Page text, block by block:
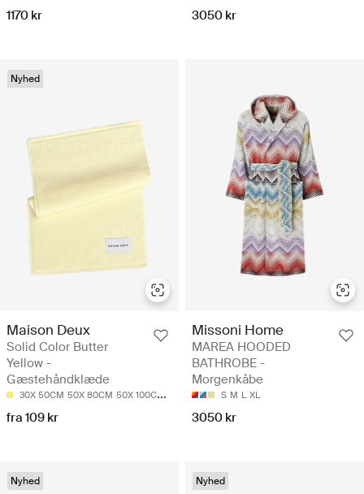
1170 kr 3050 kr
Nyhed
Maison Deux
Solid Color Butter
Yellow -
Gæstehåndklæde
30X 50CM 50X 80CM 50X 100CM 70X 140CM
fra 109 kr
Missoni Home
MAREA HOODED
BATHROBE -
Morgenkåbe
S M L XL
3050 kr
Nyhed Nyhed